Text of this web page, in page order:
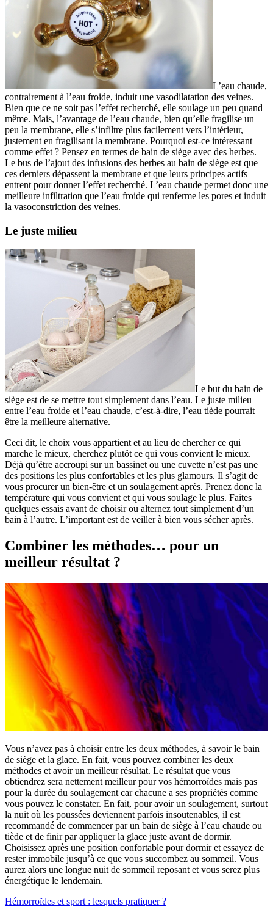
L’eau chaude,
contrairement à l’eau froide, induit une vasodilatation des veines.
Bien que ce ne soit pas l’effet recherché, elle soulage un peu quand
même. Mais, l’avantage de l’eau chaude, bien qu’elle fragilise un
peu la membrane, elle s’infiltre plus facilement vers l’intérieur,
justement en fragilisant la membrane. Pourquoi est-ce intéressant
comme effet ? Pensez en termes de bain de siège avec des herbes.
Le bus de l’ajout des infusions des herbes au bain de siège est que
ces derniers dépassent la membrane et que leurs principes actifs
entrent pour donner l’effet recherché. L’eau chaude permet donc une
meilleure infiltration que l’eau froide qui renferme les pores et induit
la vasoconstriction des veines.
Le juste milieu
Le but du bain de
siège est de se mettre tout simplement dans l’eau. Le juste milieu
entre l’eau froide et l’eau chaude, c’est-à-dire, l’eau tiède pourrait
être la meilleure alternative.
Ceci dit, le choix vous appartient et au lieu de chercher ce qui
marche le mieux, cherchez plutôt ce qui vous convient le mieux.
Déjà qu’être accroupi sur un bassinet ou une cuvette n’est pas une
des positions les plus confortables et les plus glamours. Il s’agit de
vous procurer un bien-être et un soulagement après. Prenez donc la
température qui vous convient et qui vous soulage le plus. Faites
quelques essais avant de choisir ou alternez tout simplement d’un
bain à l’autre. L’important est de veiller à bien vous sécher après.
Combiner les méthodes… pour un
meilleur résultat ?
Vous n’avez pas à choisir entre les deux méthodes, à savoir le bain
de siège et la glace. En fait, vous pouvez combiner les deux
méthodes et avoir un meilleur résultat. Le résultat que vous
obtiendrez sera nettement meilleur pour vos hémorroïdes mais pas
pour la durée du soulagement car chacune a ses propriétés comme
vous pouvez le constater. En fait, pour avoir un soulagement, surtout
la nuit où les poussées deviennent parfois insoutenables, il est
recommandé de commencer par un bain de siège à l’eau chaude ou
tiède et de finir par appliquer la glace juste avant de dormir.
Choisissez après une position confortable pour dormir et essayez de
rester immobile jusqu’à ce que vous succombez au sommeil. Vous
aurez alors une longue nuit de sommeil reposant et vous serez plus
énergétique le lendemain.
Navigation
Hémorroïdes et sport : lesquels pratiquer ?